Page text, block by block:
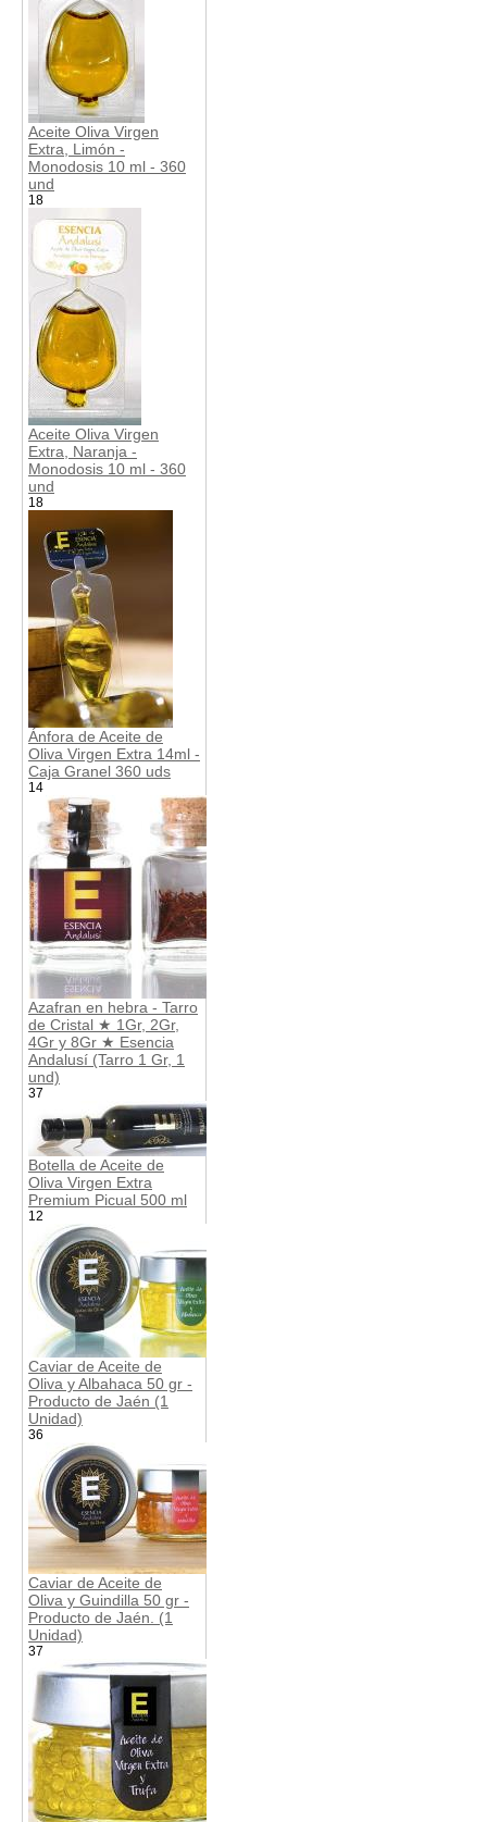
Aceite Oliva Virgen
Extra, Limón -
Monodosis 10 ml - 360
und
18
Aceite Oliva Virgen
Extra, Naranja -
Monodosis 10 ml - 360
und
18
Ánfora de Aceite de
Oliva Virgen Extra 14ml -
Caja Granel 360 uds
14
Azafran en hebra - Tarro
de Cristal ★ 1Gr, 2Gr,
4Gr y 8Gr ★ Esencia
Andalusí (Tarro 1 Gr, 1
und)
37
Botella de Aceite de
Oliva Virgen Extra
Premium Picual 500 ml
12
Caviar de Aceite de
Oliva y Albahaca 50 gr -
Producto de Jaén (1
Unidad)
36
Caviar de Aceite de
Oliva y Guindilla 50 gr -
Producto de Jaén. (1
Unidad)
37